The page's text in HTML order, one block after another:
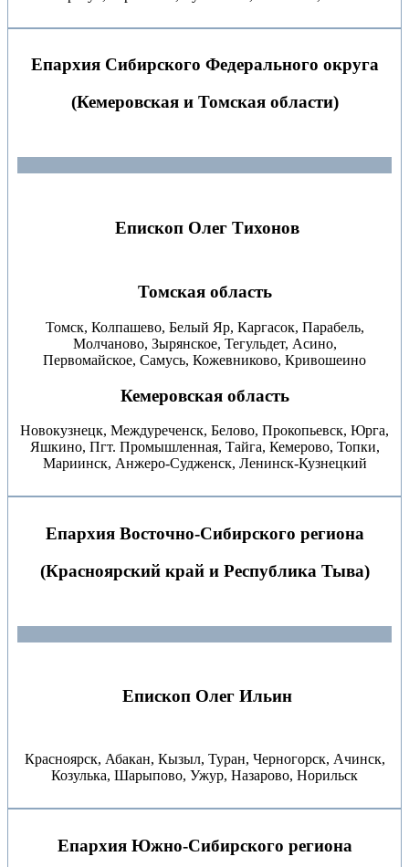
Епархия Сибирского Федерального округа
(Кемеровская и Томская области)
Епископ Олег Тихонов
Томская область
Томск, Колпашево, Белый Яр, Каргасок, Парабель,
Молчаново, Зырянское, Тегульдет, Асино,
Первомайское, Самусь, Кожевниково, Кривошеино
Кемеровская область
Новокузнецк, Междуреченск, Белово, Прокопьевск, Юрга,
Яшкино, Пгт. Промышленная, Тайга, Кемерово, Топки,
Мариинск, Анжеро-Судженск, Ленинск-Кузнецкий
Епархия Восточно-Сибирского региона
(Красноярский край и Республика Тыва)
Епископ Олег Ильин
Красноярск, Абакан, Кызыл, Туран, Черногорск, Ачинск,
Козулька, Шарыпово, Ужур, Назарово, Норильск
Епархия Южно-Сибирского региона